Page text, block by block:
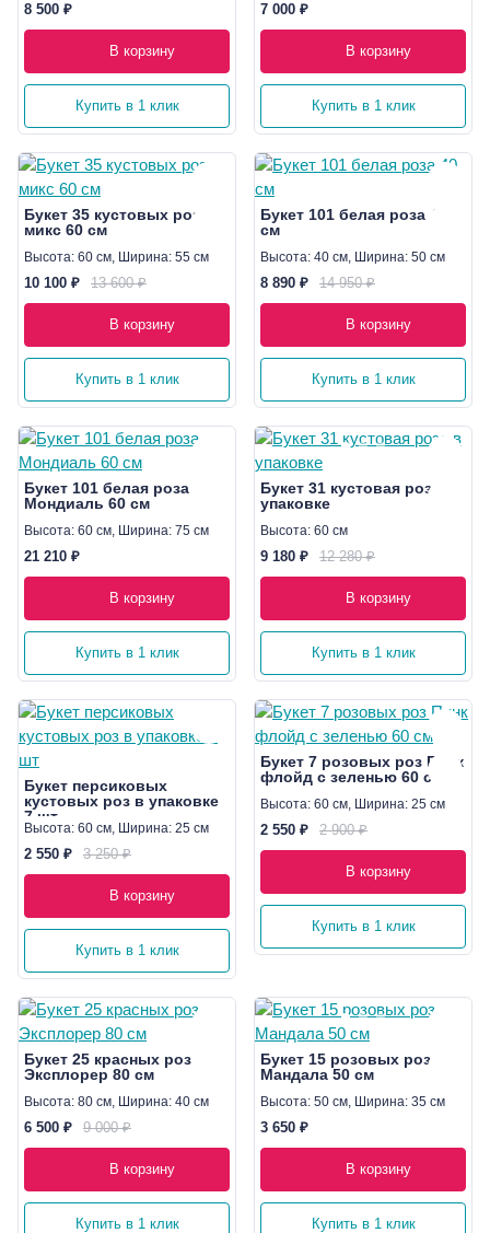
8 500 ₽
В корзину
Купить в 1 клик
7 000 ₽
В корзину
Купить в 1 клик
Букет 35 кустовых роз
микс 60 см
Высота: 60 см, Ширина: 55 см
10 100 ₽ 13 600 ₽
В корзину
Купить в 1 клик
Букет 101 белая роза 40
см
Высота: 40 см, Ширина: 50 см
8 890 ₽ 14 950 ₽
В корзину
Купить в 1 клик
Букет 101 белая роза
Мондиаль 60 см
Высота: 60 см, Ширина: 75 см
21 210 ₽
В корзину
Купить в 1 клик
Букет 31 кустовая роза в
упаковке
Высота: 60 см
9 180 ₽ 12 280 ₽
В корзину
Купить в 1 клик
Букет персиковых
кустовых роз в упаковке
7 шт
Высота: 60 см, Ширина: 25 см
2 550 ₽ 3 250 ₽
В корзину
Купить в 1 клик
Букет 7 розовых роз Пинк
флойд с зеленью 60 см
Высота: 60 см, Ширина: 25 см
2 550 ₽ 2 900 ₽
В корзину
Купить в 1 клик
Букет 25 красных роз
Эксплорер 80 см
Высота: 80 см, Ширина: 40 см
6 500 ₽ 9 000 ₽
В корзину
Купить в 1 клик
Букет 15 розовых роз
Мандала 50 см
Высота: 50 см, Ширина: 35 см
3 650 ₽
В корзину
Купить в 1 клик